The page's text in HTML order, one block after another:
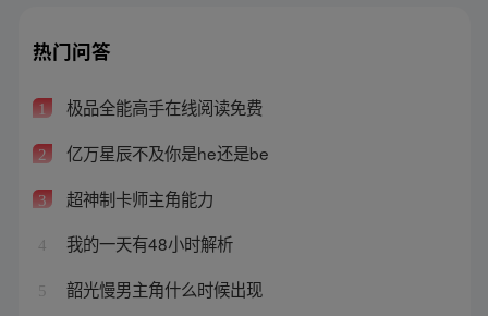
热门问答
1 极品全能高手在线阅读免费
2 亿万星辰不及你是he还是be
3 超神制卡师主角能力
4 我的一天有48小时解析
5 韶光慢男主角什么时候出现